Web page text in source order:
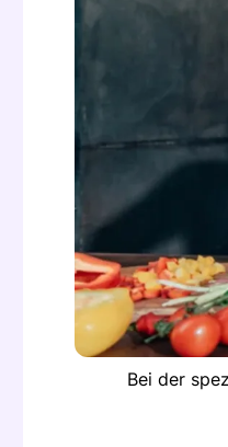
Bei der